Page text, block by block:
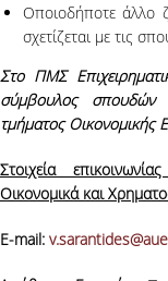
Οποιοδήποτε άλλο
σχετίζεται με τις
Στο ΠΜΣ
σύμβουλος σπουδών
τμήματος Οικονομικής
Στοιχεία
Οικονομικά και
E-mail: